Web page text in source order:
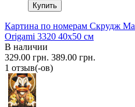
Купить
Картина по номерам Скрудж
Origami 3320 40x50 см
В наличии
329.00 грн. 389.00 грн.
1 отзыв(-ов)